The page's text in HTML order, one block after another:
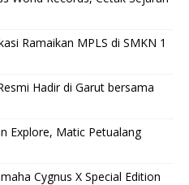
Ramaikan MPLS di SMKN 1
Hadir di Garut bersama
Explore, Matic Petualang
Cygnus X Special Edition